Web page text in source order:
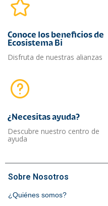
Conoce los beneficios de
Ecosistema Bi
Disfruta de nuestras alianzas
¿Necesitas ayuda?​
Descubre nuestro centro de
ayuda
Sobre Nosotros
¿Quiénes somos?